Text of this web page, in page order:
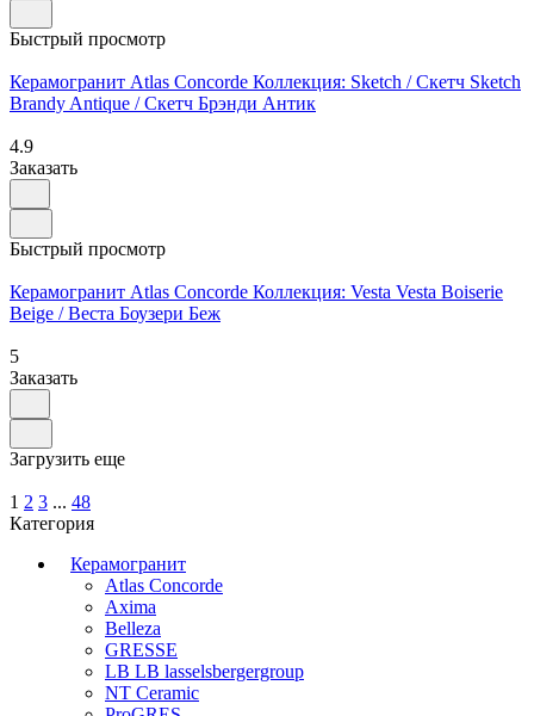
Быстрый просмотр
Керамогранит Atlas Concorde Коллекция: Sketch / Скетч Sketch
Brandy Antique / Скетч Брэнди Антик
4.9
Заказать
Быстрый просмотр
Керамогранит Atlas Concorde Коллекция: Vesta Vesta Boiserie
Beige / Веста Боузери Беж
5
Заказать
Загрузить еще
1 2 3 ... 48
Категория
Керамогранит
Atlas Concorde
Axima
Belleza
GRESSE
LB LB lasselsbergergroup
NT Ceramic